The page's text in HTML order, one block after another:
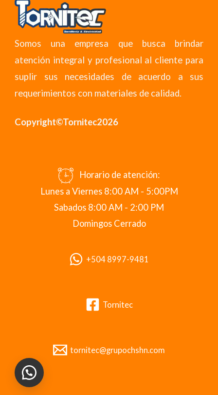
Somos una empresa que busca brindar
atención integral y profesional al cliente para
suplir sus necesidades de acuerdo a sus
requerimientos con materiales de calidad.
Copyright©Tornitec2026
Horario de atención:
Lunes a Viernes 8:00 AM - 5:00PM
Sabados 8:00 AM - 2:00 PM
Domingos Cerrado
+504 8997-9481
Tornitec
tornitec@grupochshn.com